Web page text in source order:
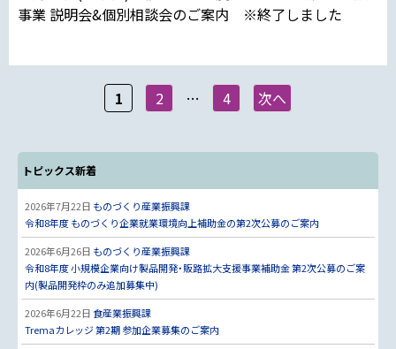
事業 説明会&個別相談会のご案内 ※終了しました
1 2 … 4 次へ
トピックス新着
2026年7月22日 ものづくり産業振興課
令和8年度 ものづくり企業就業環境向上補助金の第2次公募のご案内
2026年6月26日 ものづくり産業振興課
令和8年度 小規模企業向け製品開発・販路拡大支援事業補助金 第2次公募のご案
内(製品開発枠のみ追加募集中)
2026年6月22日食産業振興課
Tremaカレッジ 第2期 参加企業募集のご案内